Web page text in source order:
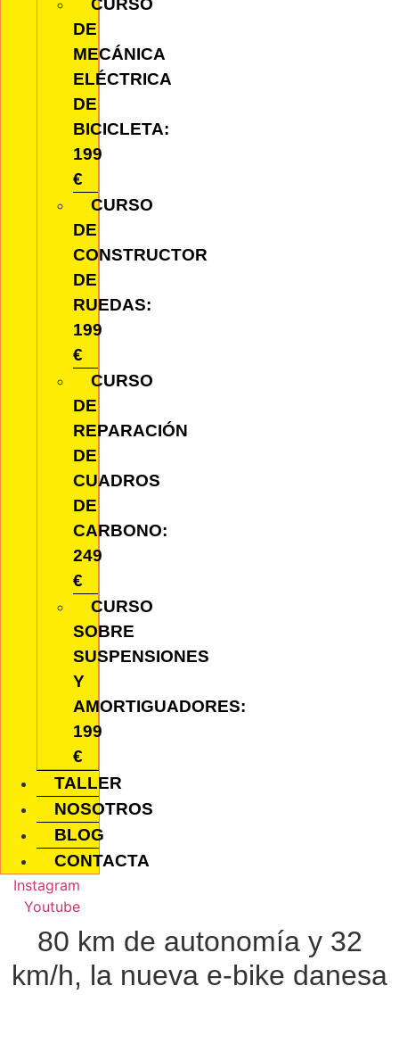
CURSO
DE
MECÁNICA
ELÉCTRICA
DE
BICICLETA:
199
€
CURSO
DE
CONSTRUCTOR
DE
RUEDAS:
199
€
CURSO
DE
REPARACIÓN
DE
CUADROS
DE
CARBONO:
249
€
CURSO
SOBRE
SUSPENSIONES
Y
AMORTIGUADORES:
199
€
TALLER
NOSOTROS
BLOG
CONTACTA
Instagram
Youtube
80 km de autonomía y 32
km/h, la nueva e-bike danesa